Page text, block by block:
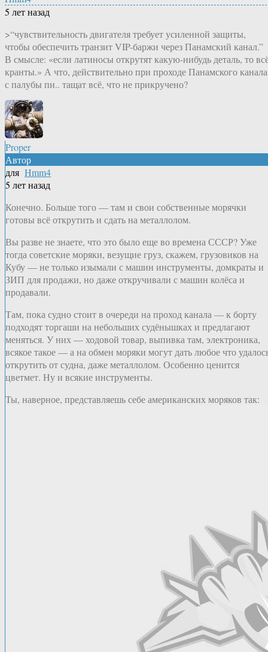
5 лет назад
>“чувствительность двигателя требует усиленной защиты,
чтобы обеспечить транзит VIP-​баржи через Панамский канал.”
В смысле: «если латиносы открутят какую-нибудь деталь, то
кранты.» А что, действительно при проходе Панамского
с палубы пи.. тащат всё, что не прикручено?
Proper
Автор
для Hmm4
5 лет назад
Конечно. Больше того — там и свои собственные морячки
готовы всё открутить и сдать на металлолом.
Вы разве не знаете, что это было еще во времена СССР? Уже
тогда советские моряки, везущие груз, скажем, грузовиков на
Кубу — не только изымали с машин инструменты, домкраты и
ЗИП для продажи, но даже откручивали с машин колёса и
продавали.
Там, пока судно стоит в очереди на проход канала — к борту
подходят торгаши на небольших судёнышках и предлагают
меняться. У них — ходовой товар, выпивка там, электроника,
всякое такое — а на обмен моряки могут дать любое что
открутить от судна, даже металлолом. Особенно ценится
цветмет. Ну и всякие инструменты.
Ты, наверное, представляешь себе американских моряков так: